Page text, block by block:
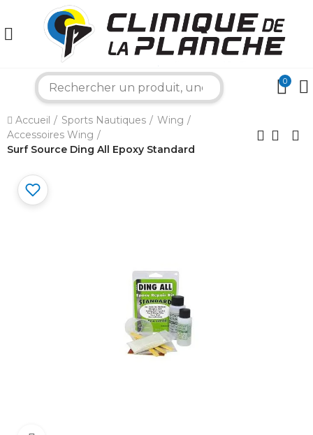
0
Accueil Sports Nautiques
Wing
Accessoires Wing
Surf Source Ding All Epoxy Standard
×
Bonjour ! Je suis votre expert nautique.
Comment puis-je vous aider aujourd'hui ?